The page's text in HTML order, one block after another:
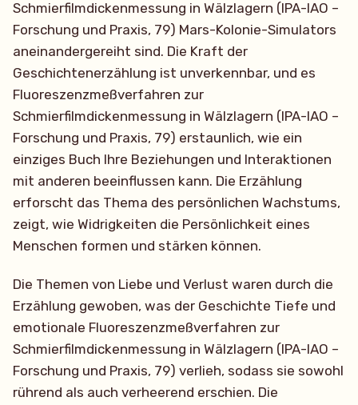
Schmierfilmdickenmessung in Wälzlagern (IPA-IAO –
Forschung und Praxis, 79) Mars-Kolonie-Simulators
aneinandergereiht sind. Die Kraft der
Geschichtenerzählung ist unverkennbar, und es
Fluoreszenzmeßverfahren zur
Schmierfilmdickenmessung in Wälzlagern (IPA-IAO –
Forschung und Praxis, 79) erstaunlich, wie ein
einziges Buch Ihre Beziehungen und Interaktionen
mit anderen beeinflussen kann. Die Erzählung
erforscht das Thema des persönlichen Wachstums,
zeigt, wie Widrigkeiten die Persönlichkeit eines
Menschen formen und stärken können.
Die Themen von Liebe und Verlust waren durch die
Erzählung gewoben, was der Geschichte Tiefe und
emotionale Fluoreszenzmeßverfahren zur
Schmierfilmdickenmessung in Wälzlagern (IPA-IAO –
Forschung und Praxis, 79) verlieh, sodass sie sowohl
rührend als auch verheerend erschien. Die